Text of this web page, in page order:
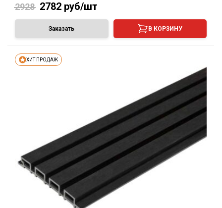
2928 2782 руб/шт
Заказать В КОРЗИНУ
ХИТ ПРОДАЖ